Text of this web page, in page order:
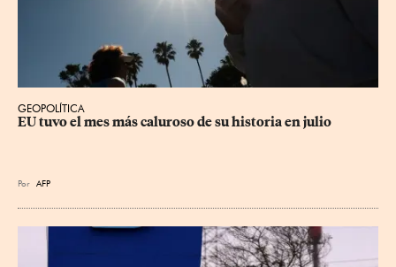
GEOPOLÍTICA
EU tuvo el mes más caluroso de su historia en julio
Por AFP